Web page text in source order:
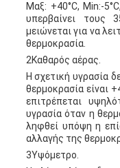
Μαξ: +40°C, Min:-
υπερβαίνει τους
μειώνεται για να
θερμοκρασία.
2Καθαρός αέρας.
Η σχετική υγρασία
θερμοκρασία είναι
επιτρέπεται
υγρασία όταν η
ληφθεί υπόψη η
αλλαγής της
3Υψόμετρο.